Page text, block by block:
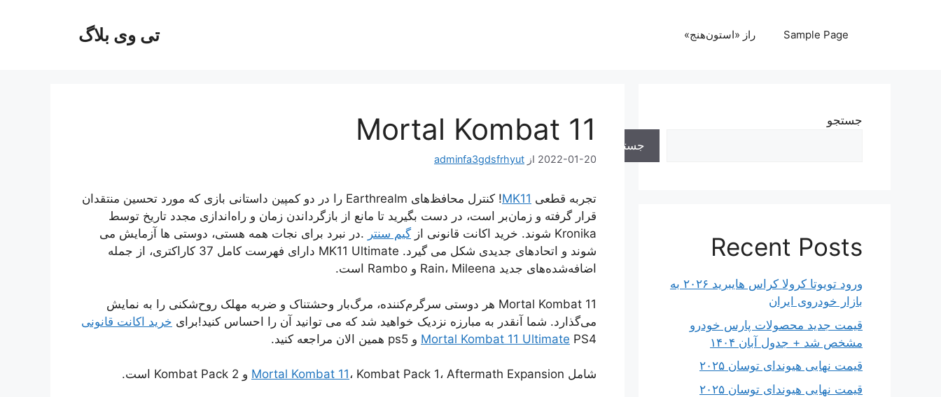
تی وی بلاگ Sample Page راز «استون‌هنج»
Mortal Kombat 11
2022-01-20 از adminfa3gdsfrhyut
تجربه قطعی MK11
! کنترل محافظ‌های Earthrealm را در دو کمپین داستانی بازی که مورد تحسین منتقدان
قرار گرفته و زمان‌بر است، در دست بگیرید تا مانع از بازگرداندن زمان و راه‌اندازی مجدد تاریخ توسط
Kronika شوند. خرید اکانت قانونی از
گیم سنتر .در نبرد برای نجات همه هستی، دوستی ها آزمایش می
شوند و اتحادهای جدیدی شکل می گیرد. MK11 Ultimate دارای فهرست کامل 37 کاراکتری، از جمله
اضافه‌شده‌های جدید Rain، Mileena و Rambo است.
Mortal Kombat 11 هر دوستی سرگرم‌کننده، مرگ‌بار وحشتناک و ضربه مهلک روح‌شکنی را به نمایش
می‌گذارد. شما آنقدر به مبارزه نزدیک خواهید شد که می توانید آن را احساس کنید!برای خرید اکانت قانونی
Mortal Kombat 11 Ultimate PS4 و ps5 همین الان مراجعه کنید.
شامل Mortal Kombat 11، Kombat Pack 1، Aftermath Expansion و Kombat Pack 2 است.
جستجو
جستجو
Recent Posts
ورود تویوتا کرولا کراس هایبرید ۲۰۲۶ به
بازار خودروی ایران
قیمت جدید محصولات پارس خودرو
مشخص شد + جدول آبان ۱۴۰۴
قیمت نهایی هیوندای توسان ۲۰۲۵
قیمت نهایی هیوندای توسان ۲۰۲۵